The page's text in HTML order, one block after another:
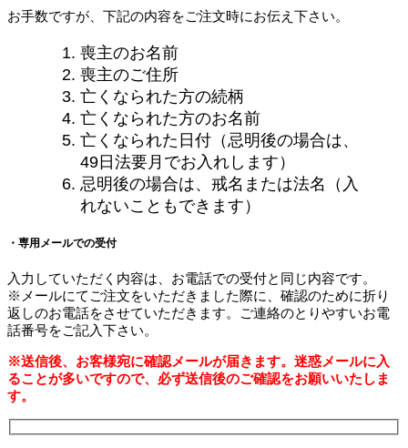
お手数ですが、下記の内容をご注文時にお伝え下さい。
喪主のお名前
喪主のご住所
亡くなられた方の続柄
亡くなられた方のお名前
亡くなられた日付（忌明後の場合は、
49日法要月でお入れします）
忌明後の場合は、戒名または法名（入
れないこともできます）
・専用メールでの受付
入力していただく内容は、お電話での受付と同じ内容です。
※メールにてご注文をいただきました際に、確認のために折り
返しのお電話をさせていただきます。ご連絡のとりやすいお電
話番号をご記入下さい。
※送信後、お客様宛に確認メールが届きます。迷惑メールに入
ることが多いですので、必ず送信後のご確認をお願いいたしま
す。